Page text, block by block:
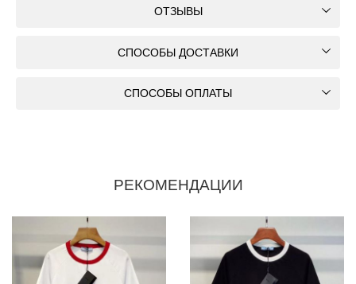
ОТЗЫВЫ
СПОСОБЫ ДОСТАВКИ
СПОСОБЫ ОПЛАТЫ
РЕКОМЕНДАЦИИ